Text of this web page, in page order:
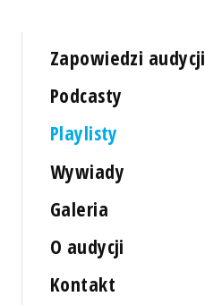
Zapowiedzi audycji
Podcasty
Playlisty
Wywiady
Galeria
O audycji
Kontakt